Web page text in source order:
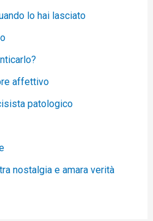
lo hai lasciato
affettivo
patologico
nostalgia e amara verità